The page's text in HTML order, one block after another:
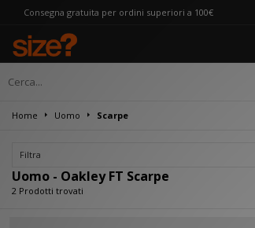
gratuita per ordini superiori a 100€
Home Uomo Scarpe
Filtra
Uomo - Oakley FT Scarpe
2 Prodotti trovati